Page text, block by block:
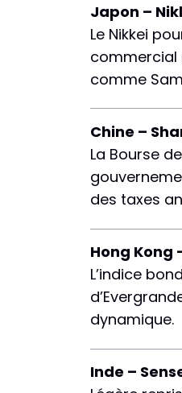
Japon –
Le Nikkei
commercial
comme
Chine –
La Bourse
des taxes
Hong Kong
L’indice
dynamique.
Inde –